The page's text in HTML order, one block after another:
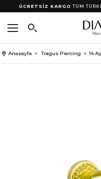
ÜCRETSİZ KARGO TÜM
Anasayfa Tragus Piercing 14